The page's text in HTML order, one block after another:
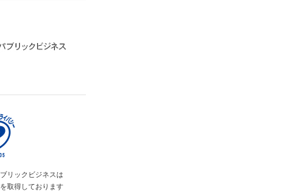
リックビジネスは
取得しております